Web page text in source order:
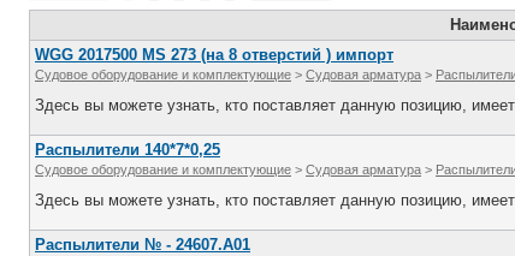
Работа
Крюинг
Журнал
Реклама
Материалы
Услуги
WGG 2017500 MS 273 (на 8 отверстий ) импорт
Судовое оборудование и комплектующие > Судовая арматура >
Здесь вы можете узнать, кто поставляет данную позицию,
Распылители 140*7*0,25
Судовое оборудование и комплектующие > Судовая арматура >
Здесь вы можете узнать, кто поставляет данную позицию,
Распылители № - 24607.А01